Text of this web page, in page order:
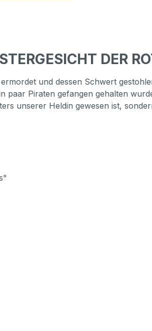
DER
und dessen Schwert
paar Piraten gefangen gehalten
unserer Heldin gewesen ist,